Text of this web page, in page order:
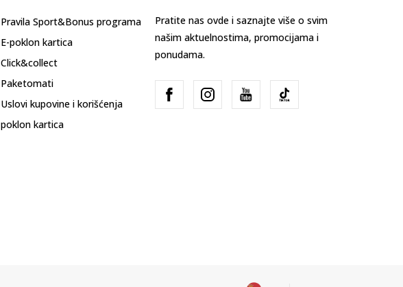
Pravila Sport&Bonus programa
E-poklon kartica
Click&collect
Paketomati
Uslovi kupovine i korišćenja
poklon kartica
Pratite nas ovde i saznajte više o svim
našim aktuelnostima, promocijama i
ponudama.